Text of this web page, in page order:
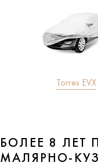
Torres EVX
БОЛЕЕ 8
МАЛЯРНО-